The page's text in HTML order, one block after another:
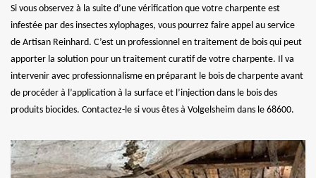
Si vous observez à la suite d’une vérification que votre charpente est
infestée par des insectes xylophages, vous pourrez faire appel au service
de Artisan Reinhard. C’est un professionnel en traitement de bois qui peut
apporter la solution pour un traitement curatif de votre charpente. Il va
intervenir avec professionnalisme en préparant le bois de charpente avant
de procéder à l’application à la surface et l’injection dans le bois des
produits biocides. Contactez-le si vous êtes à Volgelsheim dans le 68600.